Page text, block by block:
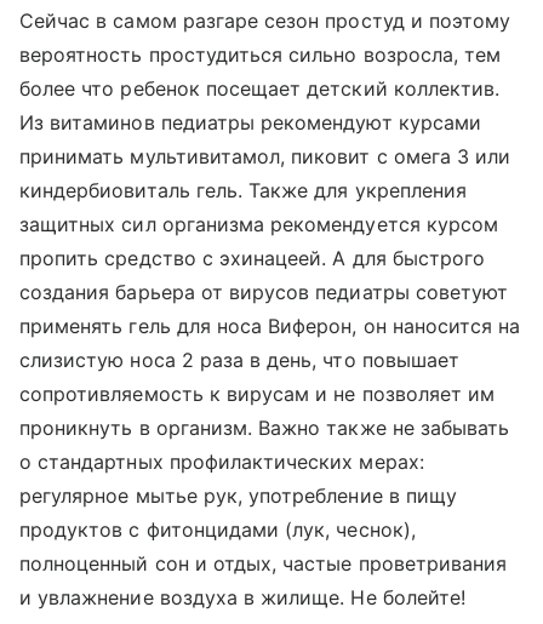
Сейчас в самом разгаре сезон простуд и поэтому
вероятность простудиться сильно возросла, тем
более что ребенок посещает детский коллектив.
Из витаминов педиатры рекомендуют курсами
принимать мультивитамол, пиковит с омега 3 или
киндербиовиталь гель. Также для укрепления
защитных сил организма рекомендуется курсом
пропить средство с эхинацеей. А для быстрого
создания барьера от вирусов педиатры советуют
применять гель для носа Виферон, он наносится на
слизистую носа 2 раза в день, что повышает
сопротивляемость к вирусам и не позволяет им
проникнуть в организм. Важно также не забывать
о стандартных профилактических мерах:
регулярное мытье рук, употребление в пищу
продуктов с фитонцидами (лук, чеснок),
полноценный сон и отдых, частые проветривания
и увлажнение воздуха в жилище. Не болейте!